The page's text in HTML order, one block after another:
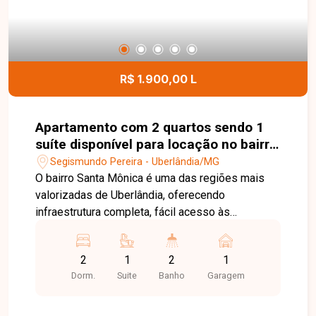
R$ 1.900,00 L
Apartamento com 2 quartos sendo 1
suíte disponível para locação no bairro
Santa Mônica em Uberlândia-MG
Segismundo Pereira - Uberlândia/MG
O bairro Santa Mônica é uma das regiões mais
valorizadas de Uberlândia, oferecendo
infraestrutura completa, fácil acesso às
supermercados, universidades, escolas,
farmácias, restaurantes, academias e diversos
serviços. Uma excelente opção para quem busca
2
Dorm.
1
Suite
2
Banho
1
Garagem